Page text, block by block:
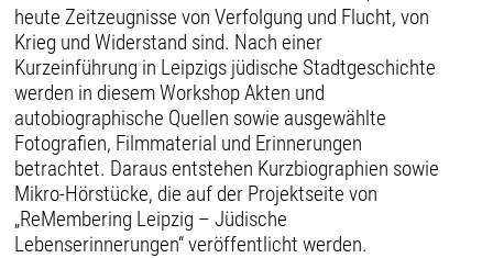
heute Zeitzeugnisse von Verfolgung und Flucht, von
Krieg und Widerstand sind. Nach einer
Kurzeinführung in Leipzigs jüdische Stadtgeschichte
werden in diesem Workshop Akten und
autobiographische Quellen sowie ausgewählte
Fotografien, Filmmaterial und Erinnerungen
betrachtet. Daraus entstehen Kurzbiographien sowie
Mikro-Hörstücke, die auf der Projektseite von
„ReMembering Leipzig – Jüdische
Lebenserinnerungen“ veröffentlicht werden.